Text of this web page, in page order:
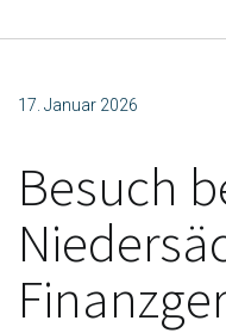
17. Januar 2026
Besuch